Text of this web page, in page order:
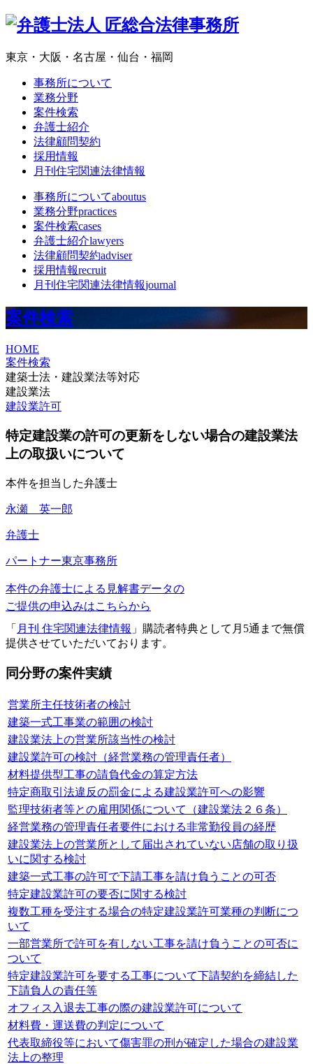
東京・大阪・名古屋・仙台・福岡
事務所について
業務分野
案件検索
弁護士紹介
法律顧問契約
採用情報
月刊住宅関連法律情報
事務所についてaboutus
業務分野practices
案件検索cases
弁護士紹介lawyers
法律顧問契約adviser
採用情報recruit
月刊住宅関連法律情報journal
案件検索
HOME
案件検索
建築士法・建設業法等対応
建設業法
建設業許可
特定建設業の許可の更新をしない場合の建設業法
上の取扱いについて
本件を担当した弁護士
永瀬 英一郎
弁護士
パートナー東京事務所
本件の弁護士による見解書データの
ご提供の申込みはこちらから
「 月刊 住宅関連法律情報 」購読者特典として月5通まで無償
提供させていただいております。
同分野の案件実績
営業所主任技術者の検討
建築一式工事業の範囲の検討
建設業法上の営業所該当性の検討
建設業許可の検討（経営業務の管理責任者）
材料提供型工事の請負代金の算定方法
特定商取引法違反の罰金による建設業許可への影響
監理技術者等との雇用関係について（建設業法２６条）
経営業務の管理責任者要件における非常勤役員の経歴
建設業法上の営業所として届出されていない店舗の取り扱
いに関する検討
建築一式工事の許可で下請工事を請け負うことの可否
特定建設業許可の要否に関する検討
複数工種を受注する場合の特定建設業許可業種の判断につ
いて
一部営業所で許可を有しない工事を請け負うことの可否に
ついて
特定建設業許可を要する工事について下請契約を締結した
下請負人の責任等
オフィス入退去工事の際の建設業許可について
材料費・運送費の判定について
代表取締役等において傷害罪の刑が確定した場合の建設業
法上の整理